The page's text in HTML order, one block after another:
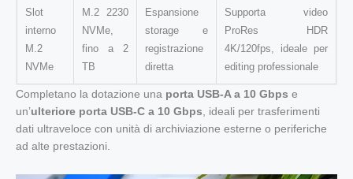
Slot
interno
M.2
NVMe
M.2 2230
NVMe,
fino a 2
TB
Espansione
storage e
registrazione
diretta
Supporta video
ProRes HDR
4K/120fps, ideale per
editing professionale
Completano la dotazione una porta USB-A a 10 Gbps e
un’ulteriore porta USB-C a 10 Gbps, ideali per trasferimenti
dati ultraveloce con unità di archiviazione esterne o periferiche
ad alte prestazioni.